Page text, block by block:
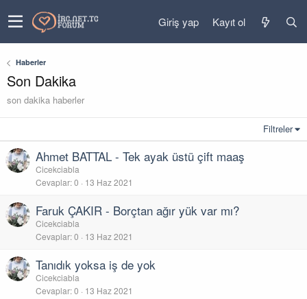
Giriş yap Kayıt ol
Haberler
Son Dakika
son dakika haberler
Filtreler
Ahmet BATTAL - Tek ayak üstü çift maaş
Cicekciabla
Cevaplar 0 13 Haz 2021
Faruk ÇAKIR - Borçtan ağır yük var mı?
Cicekciabla
Cevaplar 0 13 Haz 2021
Tanıdık yoksa iş de yok
Cicekciabla
Cevaplar 0 13 Haz 2021